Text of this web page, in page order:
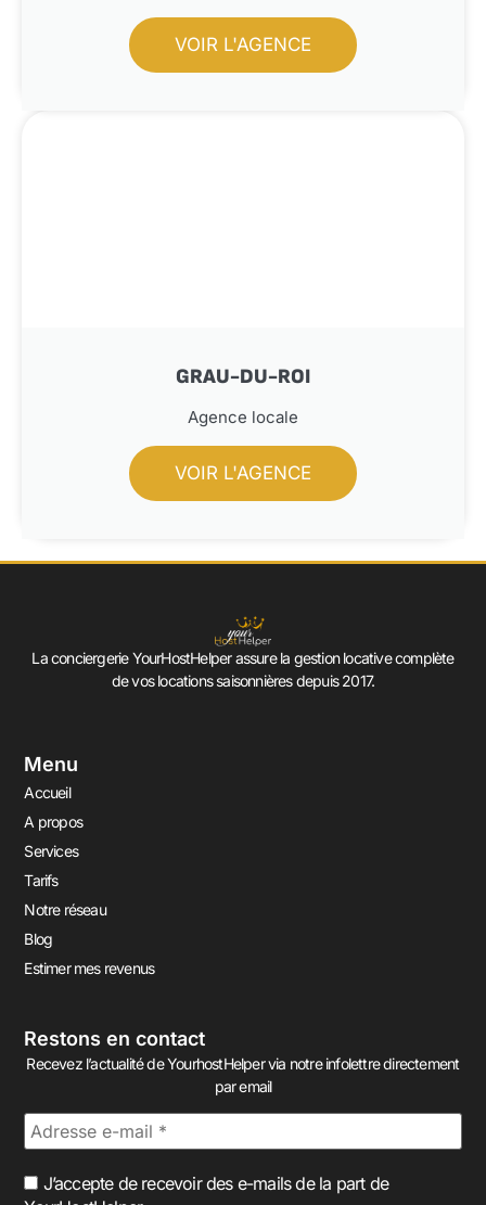
VOIR L'AGENCE
GRAU-DU-ROI
Agence locale
VOIR L'AGENCE
La conciergerie YourHostHelper assure la gestion locative complète
de vos locations saisonnières depuis 2017.
Menu
Accueil
A propos
Services
Tarifs
Notre réseau
Blog
Estimer mes revenus
Restons en contact
Recevez l’actualité de YourhostHelper via notre infolettre directement
par email
J’accepte de recevoir des e-mails de la part de